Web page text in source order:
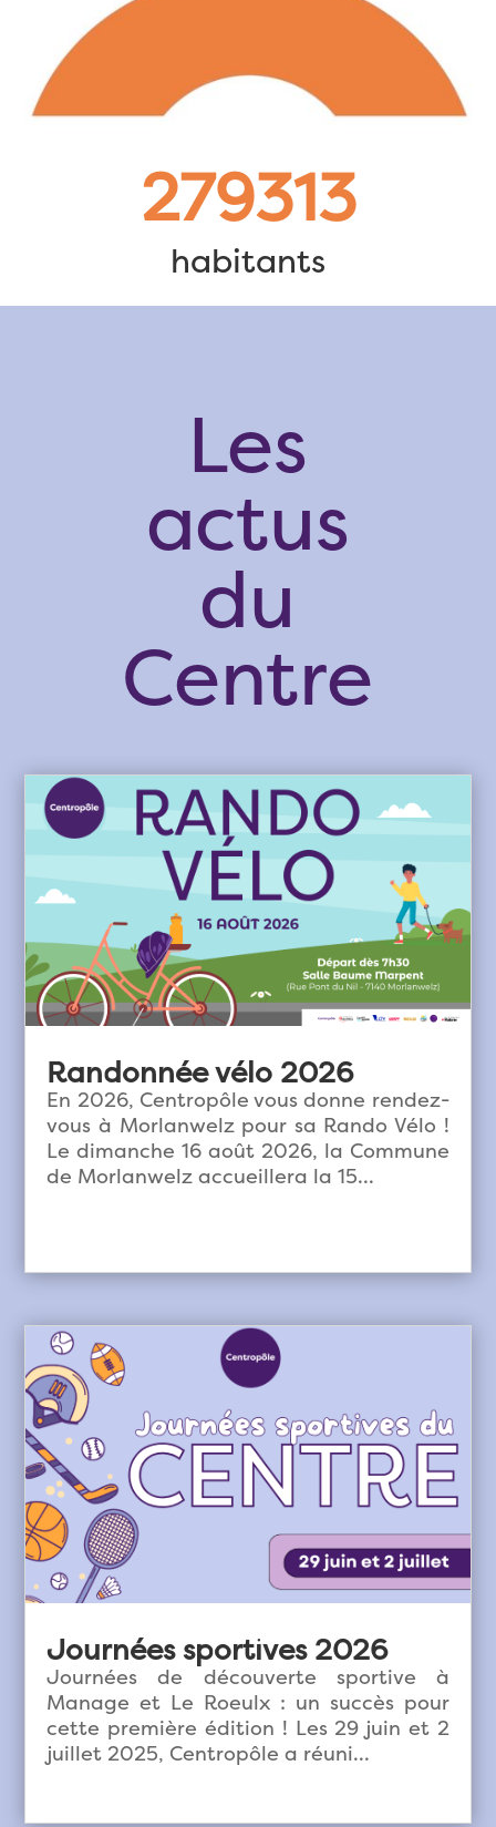
279313
habitants
Les
actus
du
Centre
Randonnée vélo 2026
En 2026, Centropôle vous donne rendez-
vous à Morlanwelz pour sa Rando Vélo !
Le dimanche 16 août 2026, la Commune
de Morlanwelz accueillera la 15...
Journées sportives 2026
Journées de découverte sportive à
Manage et Le Roeulx : un succès pour
cette première édition ! Les 29 juin et 2
juillet 2025, Centropôle a réuni...